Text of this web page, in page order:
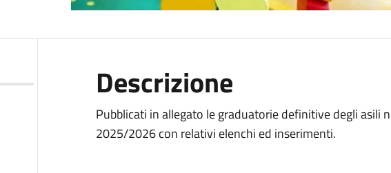
Descrizione
Pubblicati in allegato le graduatorie definitive degli asili
2025/2026 con relativi elenchi ed inserimenti.